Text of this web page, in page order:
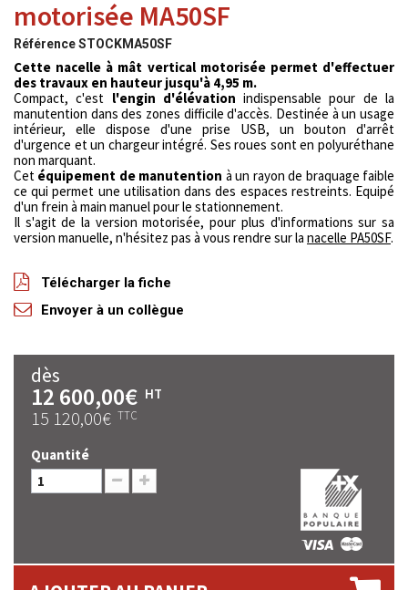
motorisée MA50SF
RéférenceSTOCKMA50SF
Cette nacelle à mât vertical motorisée permet d'effectuer
des travaux en hauteur jusqu'à 4,95 m.
Compact, c'est l'engin d'élévationindispensable pour de la
manutention dans des zones difficile d'accès. Destinée à un usage
intérieur, elle dispose d'une prise USB, un bouton d'arrêt
d'urgence et un chargeur intégré. Ses roues sont en polyuréthane
non marquant.
Cet équipement de manutention à un rayon de braquage faible
ce qui permet une utilisation dans des espaces restreints. Equipé
d'un frein à main manuel pour le stationnement.
Il s'agit de la version motorisée, pour plus d'informations sur sa
version manuelle, n'hésitez pas à vous rendre sur la nacelle PA50SF.
Télécharger la fiche
Envoyer à un collègue
dès
12 600,00€ HT
15 120,00€ TTC
Quantité